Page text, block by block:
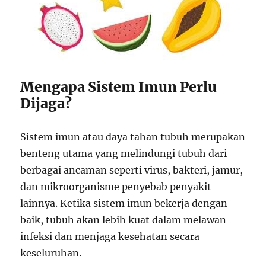
Mengapa Sistem Imun Perlu
Dijaga?
Sistem imun atau daya tahan tubuh merupakan
benteng utama yang melindungi tubuh dari
berbagai ancaman seperti virus, bakteri, jamur,
dan mikroorganisme penyebab penyakit
lainnya. Ketika sistem imun bekerja dengan
baik, tubuh akan lebih kuat dalam melawan
infeksi dan menjaga kesehatan secara
keseluruhan.